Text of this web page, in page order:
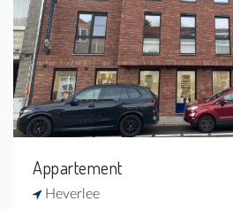
1
1
Appartement
Heverlee